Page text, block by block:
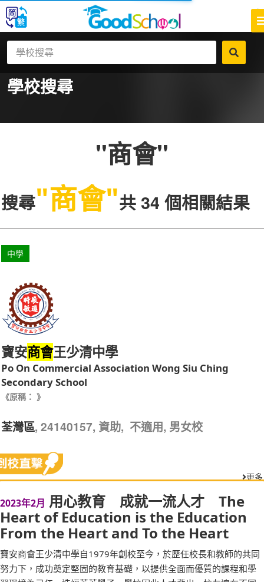
學校搜尋
"商會"
搜尋"商會"共 34 個相關結果
中學
寶安商會王少清中學
Po On Commercial Association Wong Siu Ching
Secondary School
《原稱： 》
荃灣區, 24140157, 資助, 不適用, 男女校
更多
2023年2月 用心教育 成就一流人才 The
Heart of Education is the Education
From the Heart and To the Heart
寶安商會王少清中學自1979年創校至今，於歷任校長和教師的共同
努力下，成功奠定堅固的教育基礎，以提供全面而優質的課程和學